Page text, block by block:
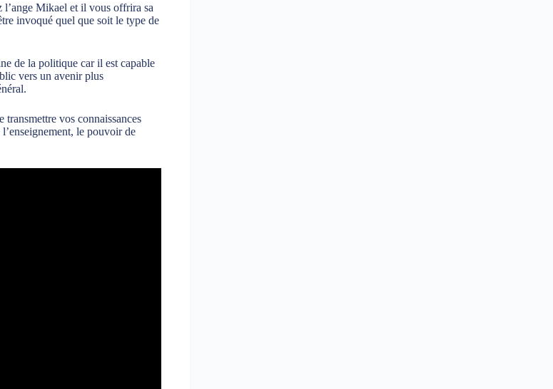
l’ange Mikael et il vous offrira sa
invoqué quel que soit le type de
de la politique car il est capable
vers un avenir plus
vos connaissances
le pouvoir de